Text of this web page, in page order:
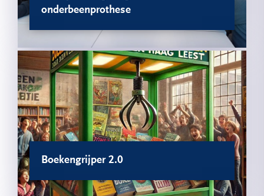
onderbeenprothese
Boekengrijper 2.0